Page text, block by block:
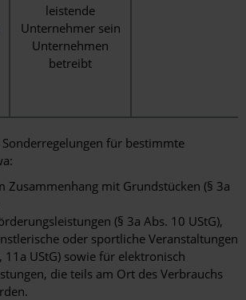
leistende
Unternehmer sein
Unternehmen
betreibt
für bestimmte
Zusammenhang mit Grundstücken (§ 3a
(§ 3a Abs. 10 UStG),
oder sportliche Veranstaltungen
11a UStG) sowie für elektronisch
die teils am Ort des Verbrauchs